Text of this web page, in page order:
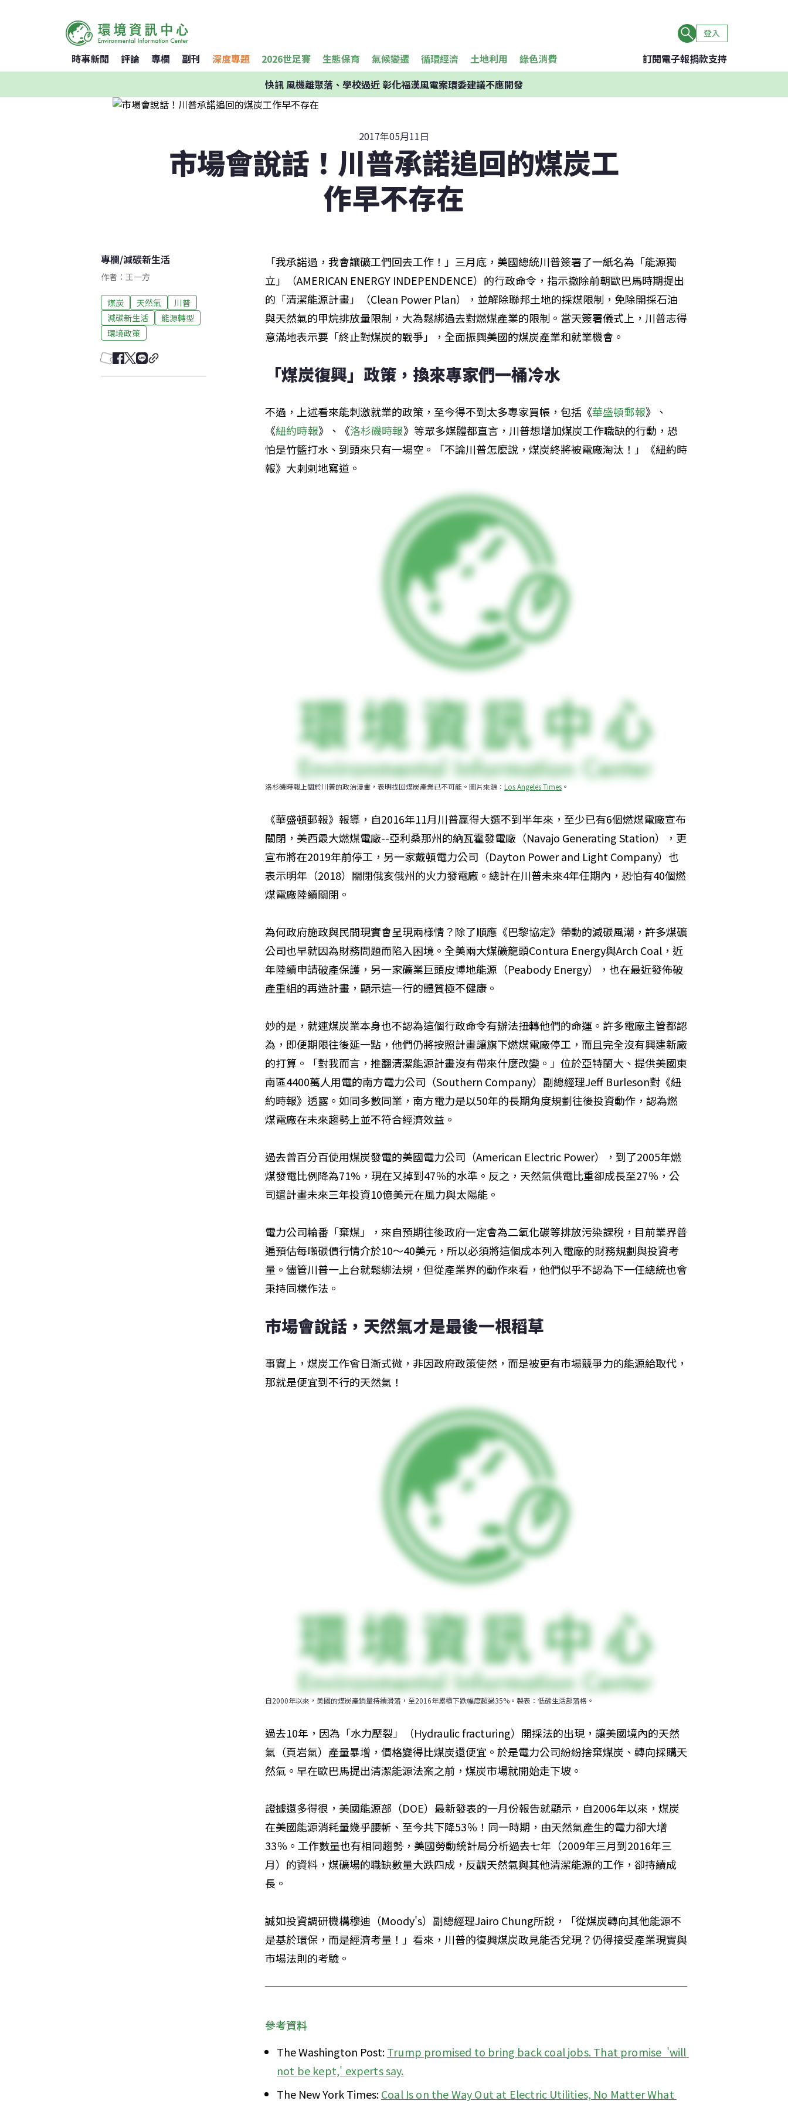
登入
時事新聞 評論 專欄 副刊 深度專題 2026世足賽 生態保育 氣候變遷 循環經濟 土地利用 綠色消費 訂閱電子報捐款支持
快訊風機離聚落、學校過近 彰化福漢風電案環委建議不應開發
2017年05月11日
市場會說話！川普承諾追回的煤炭工
作早不存在
專欄/減碳新生活
作者：王一方
煤炭 天然氣
川普
減碳新生活
能源轉型
環境政策
「我承諾過，我會讓礦工們回去工作！」三月底，美國總統川普簽署了一紙名為「能源獨
立」（AMERICAN ENERGY INDEPENDENCE）的行政命令，指示撤除前朝歐巴馬時期提出
的「清潔能源計畫」（Clean Power Plan），並解除聯邦土地的採煤限制，免除開採石油
與天然氣的甲烷排放量限制，大為鬆綁過去對燃煤產業的限制。當天簽署儀式上，川普志得
意滿地表示要「終止對煤炭的戰爭」，全面振興美國的煤炭產業和就業機會。
「煤炭復興」政策，換來專家們一桶冷水
不過，上述看來能刺激就業的政策，至今得不到太多專家買帳，包括《華盛頓郵報》、
《紐約時報》、《洛杉磯時報》等眾多媒體都直言，川普想增加煤炭工作職缺的行動，恐
怕是竹籃打水、到頭來只有一場空。「不論川普怎麼說，煤炭終將被電廠淘汰！」《紐約時
報》大剌剌地寫道。
洛杉磯時報上關於川普的政治漫畫，表明找回煤炭產業已不可能。圖片來源： Los Angeles Times 。
《華盛頓郵報》報導，自2016年11月川普贏得大選不到半年來，至少已有6個燃煤電廠宣布
關閉，美西最大燃煤電廠--亞利桑那州的納瓦霍發電廠（Navajo Generating Station），更
宣布將在2019年前停工，另一家戴頓電力公司（Dayton Power and Light Company）也
表示明年（2018）關閉俄亥俄州的火力發電廠。總計在川普未來4年任期內，恐怕有40個燃
煤電廠陸續關閉。
為何政府施政與民間現實會呈現兩樣情？除了順應《巴黎協定》帶動的減碳風潮，許多煤礦
公司也早就因為財務問題而陷入困境。全美兩大煤礦龍頭Contura Energy與Arch Coal，近
年陸續申請破產保護，另一家礦業巨頭皮博地能源（Peabody Energy），也在最近發佈破
產重組的再造計畫，顯示這一行的體質極不健康。
妙的是，就連煤炭業本身也不認為這個行政命令有辦法扭轉他們的命運。許多電廠主管都認
為，即便期限往後延一點，他們仍將按照計畫讓旗下燃煤電廠停工，而且完全沒有興建新廠
的打算。「對我而言，推翻清潔能源計畫沒有帶來什麼改變。」位於亞特蘭大、提供美國東
南區4400萬人用電的南方電力公司（Southern Company）副總經理Jeff Burleson對《紐
約時報》透露。如同多數同業，南方電力是以50年的長期角度規劃往後投資動作，認為燃
煤電廠在未來趨勢上並不符合經濟效益。
過去曾百分百使用煤炭發電的美國電力公司（American Electric Power），到了2005年燃
煤發電比例降為71%，現在又掉到47％的水準。反之，天然氣供電比重卻成長至27％，公
司還計畫未來三年投資10億美元在風力與太陽能。
電力公司輪番「棄煤」，來自預期往後政府一定會為二氧化碳等排放污染課稅，目前業界普
遍預估每噸碳價行情介於10～40美元，所以必須將這個成本列入電廠的財務規劃與投資考
量。儘管川普一上台就鬆綁法規，但從產業界的動作來看，他們似乎不認為下一任總統也會
秉持同樣作法。
市場會說話，天然氣才是最後一根稻草
事實上，煤炭工作會日漸式微，非因政府政策使然，而是被更有市場競爭力的能源給取代，
那就是便宜到不行的天然氣！
自2000年以來，美國的煤炭產銷量持續滑落，至2016年累積下跌幅度超過35%。製表：低碳生活部落格。
過去10年，因為「水力壓裂」（Hydraulic fracturing）開採法的出現，讓美國境內的天然
氣（頁岩氣）產量暴增，價格變得比煤炭還便宜。於是電力公司紛紛捨棄煤炭、轉向採購天
然氣。早在歐巴馬提出清潔能源法案之前，煤炭市場就開始走下坡。
證據還多得很，美國能源部（DOE）最新發表的一月份報告就顯示，自2006年以來，煤炭
在美國能源消耗量幾乎腰斬、至今共下降53％！同一時期，由天然氣產生的電力卻大增
33％。工作數量也有相同趨勢，美國勞動統計局分析過去七年（2009年三月到2016年三
月）的資料，煤礦場的職缺數量大跌四成，反觀天然氣與其他清潔能源的工作，卻持續成
長。
誠如投資調研機構穆迪（Moody's）副總經理Jairo Chung所說，「從煤炭轉向其他能源不
是基於環保，而是經濟考量！」看來，川普的復興煤炭政見能否兌現？仍得接受產業現實與
市場法則的考驗。
參考資料
The Washington Post: Trump promised to bring back coal jobs. That promise  'will
not be kept,' experts say.
The New York Times: Coal Is on the Way Out at Electric Utilities, No Matter What